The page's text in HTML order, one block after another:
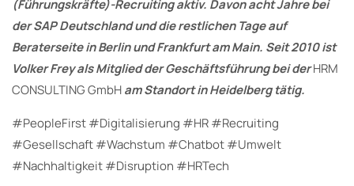
(Führungskräfte)-Recruiting aktiv. Davon acht Jahre bei
der SAP Deutschland und die restlichen Tage auf
Beraterseite in Berlin und Frankfurt am Main. Seit 2010 ist
Volker Frey als Mitglied der Geschäftsführung bei derHRM
CONSULTING GmbHam Standort in Heidelberg tätig.
#PeopleFirst #Digitalisierung #HR #Recruiting
#Gesellschaft #Wachstum #Chatbot #Umwelt
#Nachhaltigkeit #Disruption #HRTech